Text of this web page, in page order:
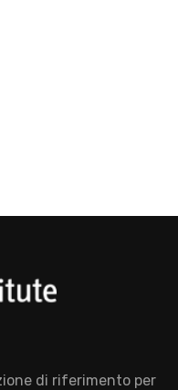
di riferimento per